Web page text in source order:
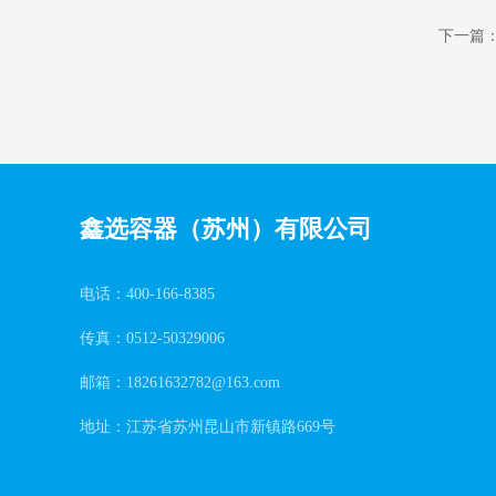
下一篇
鑫选容器（苏州）有限公司
电话：400-166-8385
传真：0512-50329006
邮箱：18261632782@163.com
地址：江苏省苏州昆山市新镇路669号